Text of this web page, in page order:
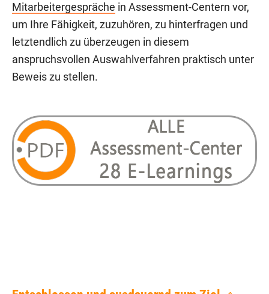
Mitarbeitergespräche in Assessment-Centern vor,
um Ihre Fähigkeit, zuzuhören, zu hinterfragen und
letztendlich zu überzeugen in diesem
anspruchsvollen Auswahlverfahren praktisch unter
Beweis zu stellen.